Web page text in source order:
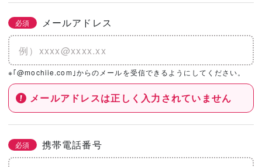
必須 メールアドレス
※｢@mochiie.com｣からのメールを受信できるようにしてください。
メールアドレスは正しく入力されていません
必須 携帯電話番号